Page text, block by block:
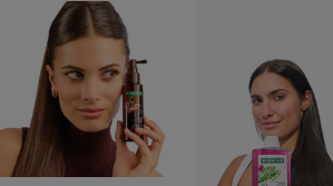
Product
ranges
slider
Haaruitval